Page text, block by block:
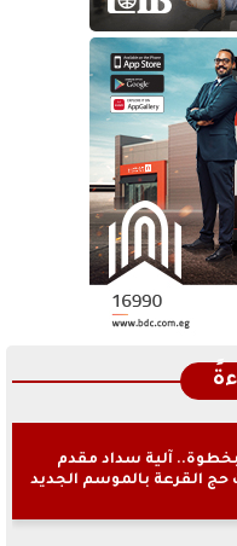
آلية سداد مقدم
القرعة بالموسم الجديد